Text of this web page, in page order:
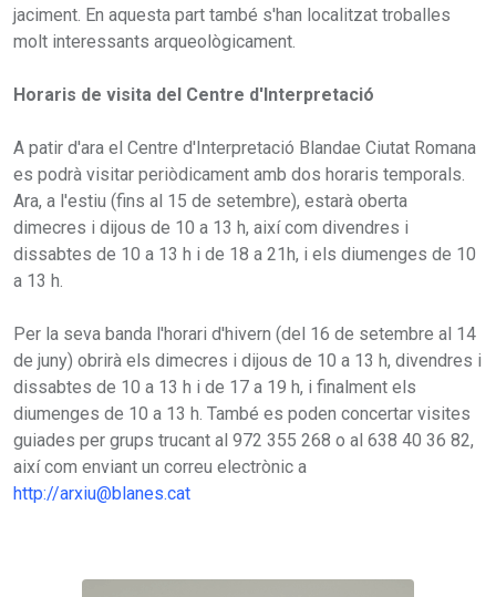
jaciment. En aquesta part també s'han localitzat troballes
molt interessants arqueològicament.
Horaris de visita del Centre d'Interpretació
A patir d'ara el Centre d'Interpretació Blandae Ciutat Romana
es podrà visitar periòdicament amb dos horaris temporals.
Ara, a l'estiu (fins al 15 de setembre), estarà oberta
dimecres i dijous de 10 a 13 h, així com divendres i
dissabtes de 10 a 13 h i de 18 a 21h, i els diumenges de 10
a 13 h.
Per la seva banda l'horari d'hivern (del 16 de setembre al 14
de juny) obrirà els dimecres i dijous de 10 a 13 h, divendres i
dissabtes de 10 a 13 h i de 17 a 19 h, i finalment els
diumenges de 10 a 13 h. També es poden concertar visites
guiades per grups trucant al 972 355 268 o al 638 40 36 82,
així com enviant un correu electrònic a
http://arxiu@blanes.cat